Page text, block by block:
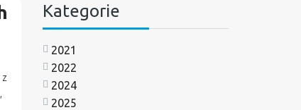
z
Kategorie
2021
2022
2024
2025